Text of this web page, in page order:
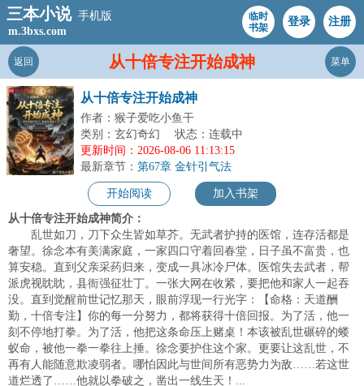
三本小说 手机版
m.3bxs.com
临时
书架
登录 注册
从十倍专注开始成神
返回 菜单
从十倍专注开始成神
作者：猴子爱吃小鱼干
类别：玄幻奇幻
状态：连载中
更新时间：2026-08-06 11:13:15
最新章节： 第67章 金针引气法
开始阅读 加入书架
从十倍专注开始成神简介：
乱世如刀，刀下众生皆如草芥。无武者护持的医馆，连存活都是
奢望。徐念本有美满家庭，一家四口守着回春堂，日子虽不富贵，也
算安稳。直到父亲采药归来，变成一具冰冷尸体。医馆失去武者，帮
派虎视眈眈，县衙强征壮丁。一张大网在收紧，要把他和家人一起吞
没。直到觉醒前世记忆那天，眼前浮现一行光字：【命格：天道酬
勤，十倍专注】你的每一分努力，都将获得十倍回报。为了活，他一
刻不停地打拳。为了活，他把这条命压上赌桌！本该被乱世碾碎的蝼
蚁命，被他一拳一拳往上捶。徐念要护住这个家。更要让这乱世，不
再有人能随意欺凌弱者。哪怕因此与世间所有恶势力为敌……若这世
道烂透了……他就以拳破之，凿出一线生天！...